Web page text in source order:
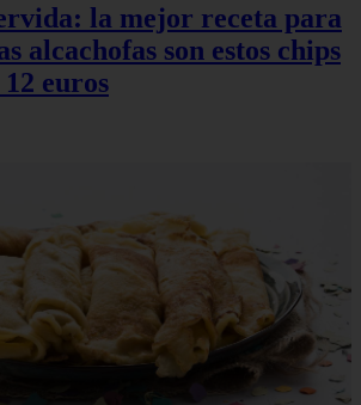
la mejor receta para
alcachofas son estos chips
euros